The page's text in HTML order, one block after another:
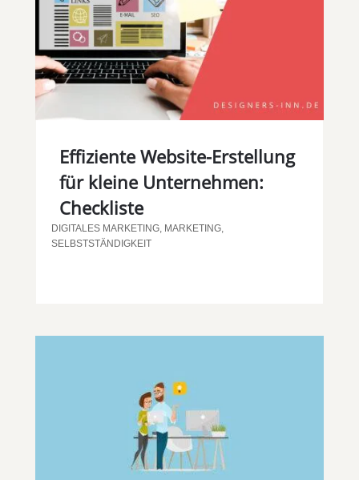
Effiziente Website-Erstellung
für kleine Unternehmen:
Checkliste
DIGITALES MARKETING, MARKETING,
SELBSTSTÄNDIGKEIT